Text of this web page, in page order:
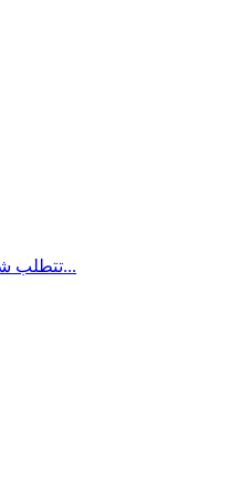
تتطلب شبكة المستقبل المزيد: أهم 4 اتجاهات ناشئة في مكونات قياس الطاقة لإنترنت...